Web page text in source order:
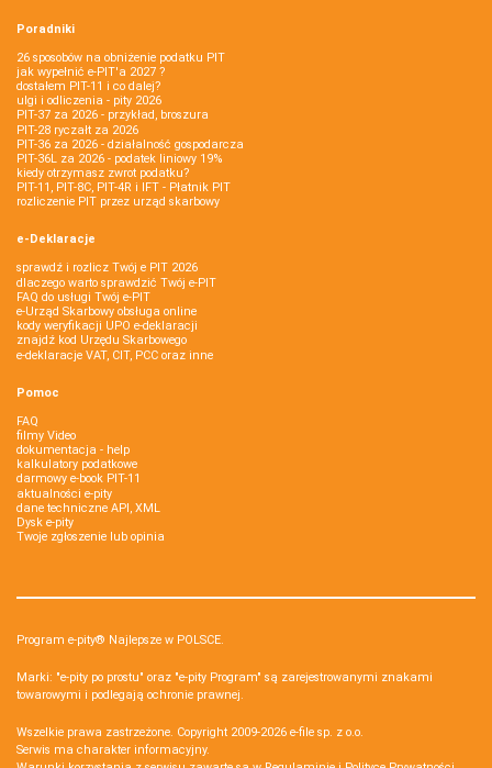
Poradniki
26 sposobów na obniżenie podatku PIT
jak wypełnić e-PIT'a 2027 ?
dostałem PIT-11 i co dalej?
ulgi i odliczenia - pity 2026
PIT-37 za 2026 - przykład, broszura
PIT-28 ryczałt za 2026
PIT-36 za 2026 - działalność gospodarcza
PIT-36L za 2026 - podatek liniowy 19%
kiedy otrzymasz zwrot podatku?
PIT-11, PIT-8C, PIT-4R i IFT - Płatnik PIT
rozliczenie PIT przez urząd skarbowy
e-Deklaracje
sprawdź i rozlicz Twój e PIT 2026
dlaczego warto sprawdzić Twój e-PIT
FAQ do usługi Twój e-PIT
e-Urząd Skarbowy obsługa online
kody weryfikacji UPO e-deklaracji
znajdź kod Urzędu Skarbowego
e-deklaracje VAT, CIT, PCC oraz inne
Pomoc
FAQ
filmy Video
dokumentacja - help
kalkulatory podatkowe
darmowy e-book PIT-11
aktualności e-pity
dane techniczne API, XML
Dysk e-pity
Twoje zgłoszenie lub opinia
Program e-pity® Najlepsze w POLSCE.
Marki: "e-pity po prostu" oraz "e-pity Program" są zarejestrowanymi znakami
towarowymi i podlegają ochronie prawnej.
Wszelkie prawa zastrzeżone. Copyright 2009-2026 e-file sp. z o.o.
Serwis ma charakter informacyjny.